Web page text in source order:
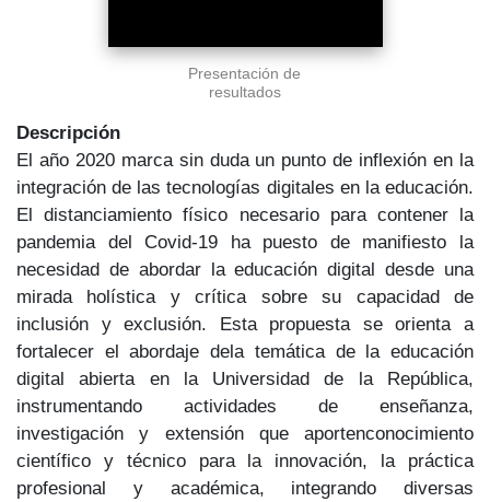
Presentación de
resultados
Descripción
El año 2020 marca sin duda un punto de inflexión en la
integración de las tecnologías digitales en la educación.
El distanciamiento físico necesario para contener la
pandemia del Covid-19 ha puesto de manifiesto la
necesidad de abordar la educación digital desde una
mirada holística y crítica sobre su capacidad de
inclusión y exclusión. Esta propuesta se orienta a
fortalecer el abordaje dela temática de la educación
digital abierta en la Universidad de la República,
instrumentando actividades de enseñanza,
investigación y extensión que aportenconocimiento
científico y técnico para la innovación, la práctica
profesional y académica, integrando diversas